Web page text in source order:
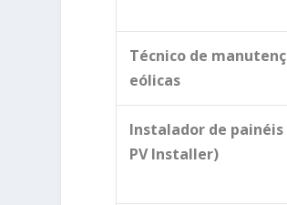
Técnico de
eólicas
Instalador de painéis
PV Installer)